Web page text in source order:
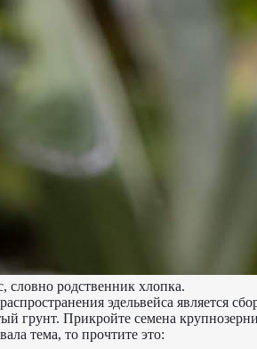
словно родственник хлопка.
эдельвейса является
грунт. Прикройте семена
тема, то прочтите это: